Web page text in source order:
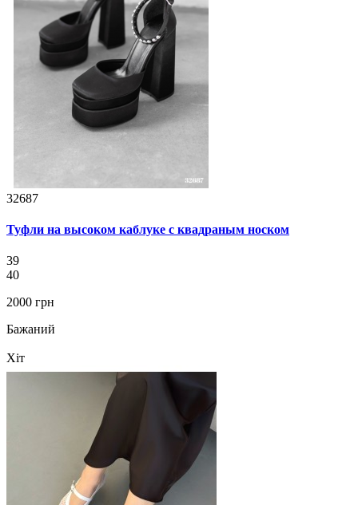
32687
Туфли на высоком каблуке с квадраным носком
39
40
2000 грн
Бажаний
Хіт